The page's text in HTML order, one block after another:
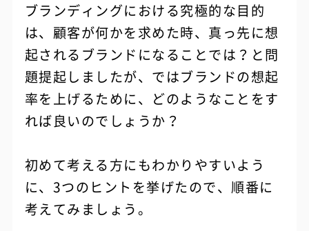
ブランディングにおける究極的な目的
は、顧客が何かを求めた時、真っ先に想
起されるブランドになることでは？と問
題提起しましたが、ではブランドの想起
率を上げるために、どのようなことをす
れば良いのでしょうか？
初めて考える方にもわかりやすいよう
に、3つのヒントを挙げたので、順番に
考えてみましょう。